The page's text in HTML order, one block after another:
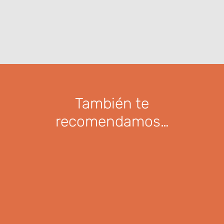
También te
recomendamos…